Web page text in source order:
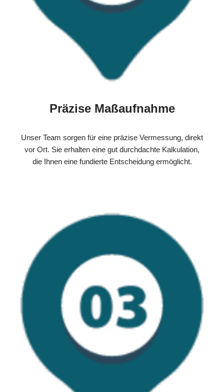
Präzise Maßaufnahme
Unser Team sorgen für eine präzise Vermessung, direkt
vor Ort. Sie erhalten eine gut durchdachte Kalkulation,
die Ihnen eine fundierte Entscheidung ermöglicht.